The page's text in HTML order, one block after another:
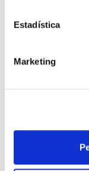
Estadística
Marketing
expresado
situación y,